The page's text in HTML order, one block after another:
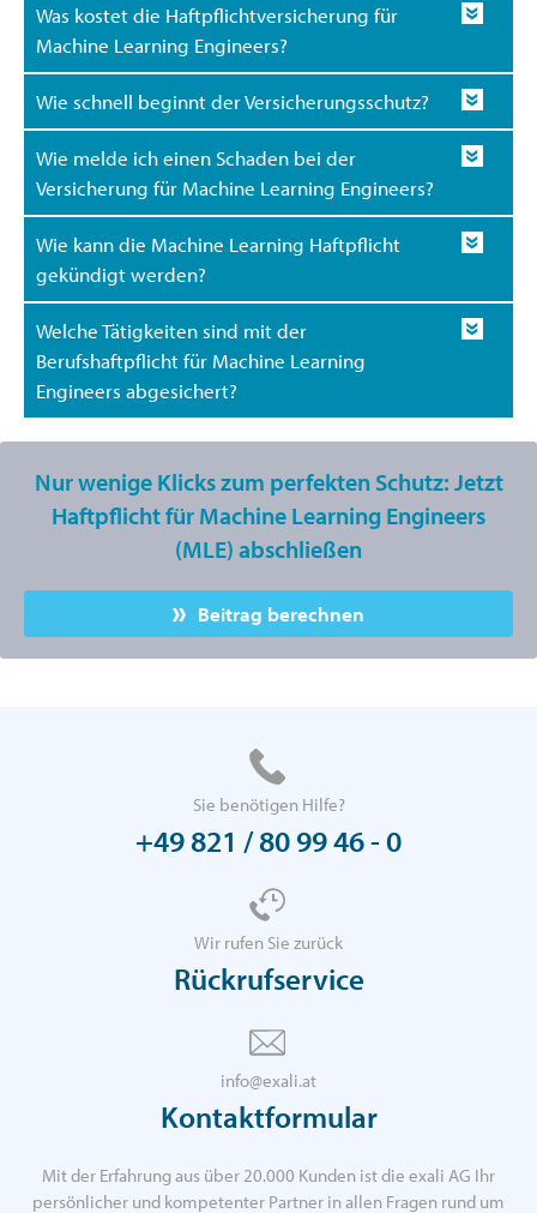
Was kostet die Haftpflichtversicherung für
Machine Learning Engineers?
Wie schnell beginnt der Versicherungsschutz?
Wie melde ich einen Schaden bei der
Versicherung für Machine Learning Engineers?
Wie kann die Machine Learning Haftpflicht
gekündigt werden?
Welche Tätigkeiten sind mit der
Berufshaftpflicht für Machine Learning
Engineers abgesichert?
Nur wenige Klicks zum perfekten Schutz: Jetzt
Haftpflicht für Machine Learning Engineers
(MLE) abschließen
Beitrag berechnen
Sie benötigen Hilfe?
+49 821 / 80 99 46 - 0
Wir rufen Sie zurück
Rückrufservice
info@exali.at
Kontaktformular
Mit der Erfahrung aus über 20.000 Kunden ist die exali AG Ihr
persönlicher und kompetenter Partner in allen Fragen rund um